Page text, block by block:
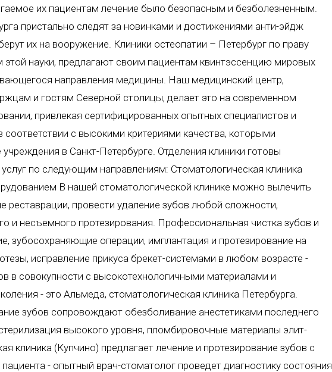
их пациентам лечение было безопасным и безболезненным.
пристально следят за новинками и достижениями анти-эйдж
их на вооружение. Клиники остеопатии – Петербург по праву
этой науки, предлагают своим пациентам квинтэссенцию мировых
направления медицины. Наш медицинский центр,
и гостям Северной столицы, делает это на современном
привлекая сертифицированных опытных специалистов и
с высокими критериями качества, которыми
в Санкт-Петербурге. Отделения клиники готовы
по следующим направлениям: Стоматологическая клиника
В нашей стоматологической клинике можно вылечить
реставрации, провести удаление зубов любой сложности,
и несъемного протезирования. Профессиональная чистка зубов и
зубосохраняющие операции, имплантация и протезирование на
исправление прикуса брекет-системами в любом возрасте -
в совокупности с высокотехнологичными материалами и
- это Альмеда, стоматологическая клиника Петербурга.
зубов сопровождают обезболивание анестетиками последнего
высокого уровня, пломбировочные материалы элит-
клиника (Купчино) предлагает лечение и протезирование зубов с
- опытный врач-стоматолог проведет диагностику состояния